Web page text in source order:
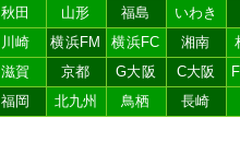
秋田 山形 福島
いわき
川崎 横浜FM 横浜FC 湘南
滋賀 京都 G大阪 C大阪
福岡 北九州 鳥栖 長崎